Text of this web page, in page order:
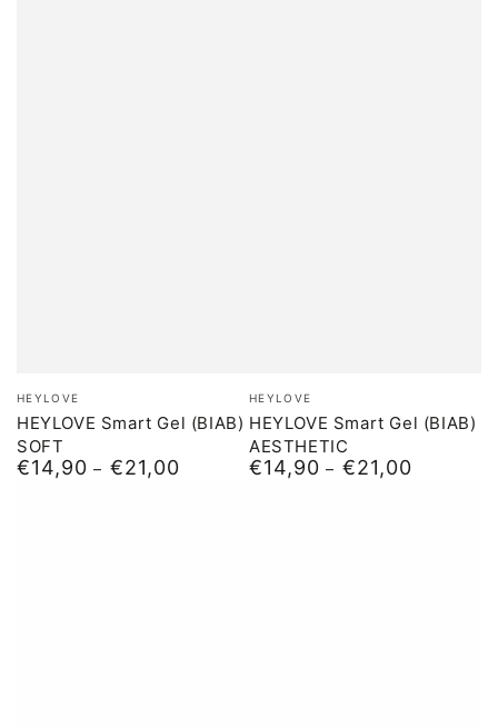
Merk:
HEYLOVE
HEYLOVE Smart Gel (BIAB)
SOFT
Normale
€14,90 €21,00
Merk:
HEYLOVE
HEYLOVE Smart Gel (BIAB)
AESTHETIC
Normale
€14,90 €21,00